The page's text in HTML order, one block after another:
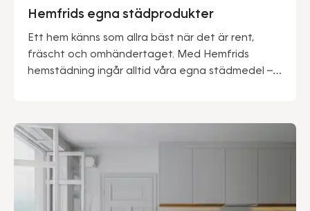
Hemfrids egna städprodukter
Ett hem känns som allra bäst när det är rent,
fräscht och omhändertaget. Med Hemfrids
hemstädning ingår alltid våra egna städmedel –